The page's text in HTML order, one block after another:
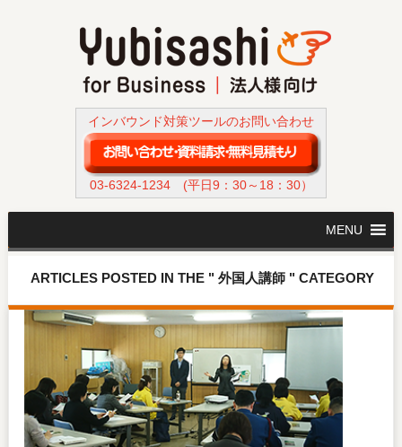
インバウンド対策ツールのお問い合わせ
03-6324-1234(平日9：30～18：30）
MENU
ARTICLES POSTED IN THE " 外国人講師 " CATEGORY